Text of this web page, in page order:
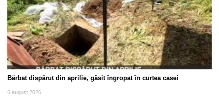
Bărbat dispărut din aprilie, găsit îngropat în curtea casei
6 august 2026